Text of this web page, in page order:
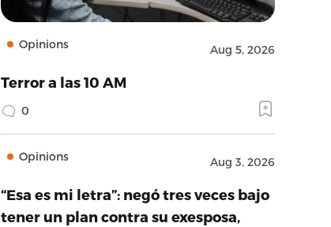
Opinions Aug 5, 2026
Terror a las 10 AM
0
Opinions Aug 3, 2026
“Esa es mi letra”: negó tres veces bajo
tener un plan contra su exesposa,